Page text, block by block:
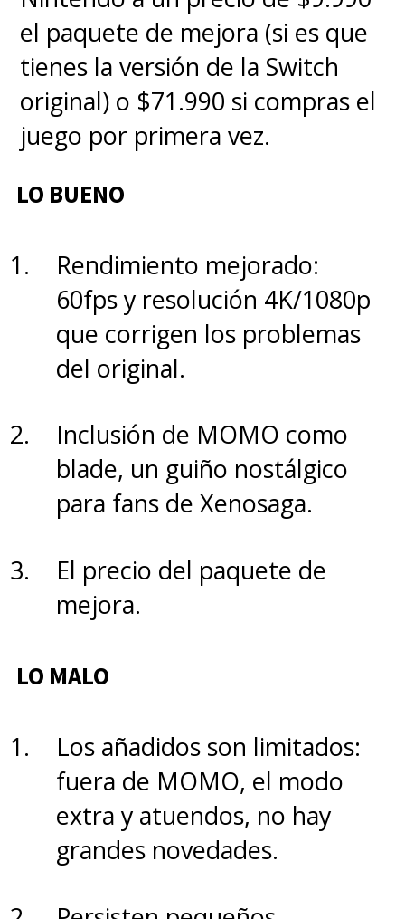
el paquete de mejora (si es que
tienes la versión de la Switch
original) o $71.990 si compras el
juego por primera vez.
LO BUENO
Rendimiento mejorado:
60fps y resolución 4K/1080p
que corrigen los problemas
del original.
Inclusión de MOMO como
blade, un guiño nostálgico
para fans de Xenosaga.
El precio del paquete de
mejora.
LO MALO
Los añadidos son limitados:
fuera de MOMO, el modo
extra y atuendos, no hay
grandes novedades.